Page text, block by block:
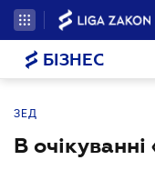
БІЗНЕС
ЗЕД
В